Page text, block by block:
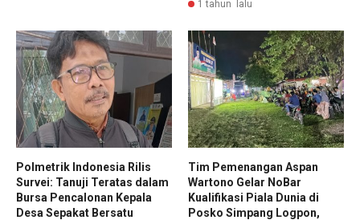
1 tahun lalu
Polmetrik Indonesia Rilis
Survei: Tanuji Teratas dalam
Bursa Pencalonan Kepala
Desa Sepakat Bersatu
Tim Pemenangan Aspan
Wartono Gelar NoBar
Kualifikasi Piala Dunia di
Posko Simpang Logpon,